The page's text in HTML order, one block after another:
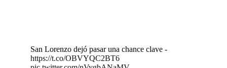
San Lorenzo dejó pasar una chance clave -
https://t.co/OBVYQC2BT6